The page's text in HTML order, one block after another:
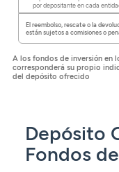
Tarjetas
Seguros
Servicios
Inversión
Seguros
Financiación
Inversión
Planes de pensiones
Servicios
Depósitos
Financiación
Inversión
Seguros
Contacto
por depositante en cada
El reembolso, rescate o la
están sujetos a comisiones o
A los fondos de inversión en
corresponderá su propio
del depósito ofrecido
Depósito
Fondos